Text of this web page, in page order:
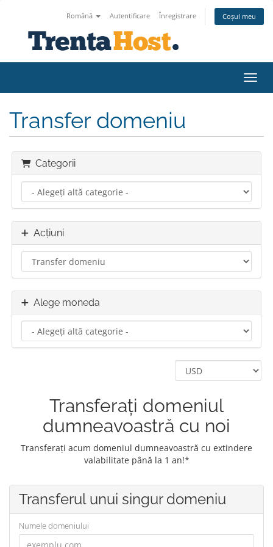
Română Autentificare Înregistrare Coșul meu
Transfer domeniu
Categorii
Acțiuni
Alege moneda
Transferați domeniul
dumneavoastră cu noi
Transferați acum domeniul dumneavoastră cu extindere
valabilitate până la 1 an!*
Transferul unui singur domeniu
Numele domeniului